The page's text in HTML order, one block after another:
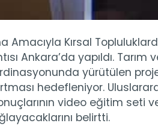
Amacıyla Kırsal
Ankara’da yapıldı.
yürütülen
hedefleniyor.
video eğitim seti
belirtti.